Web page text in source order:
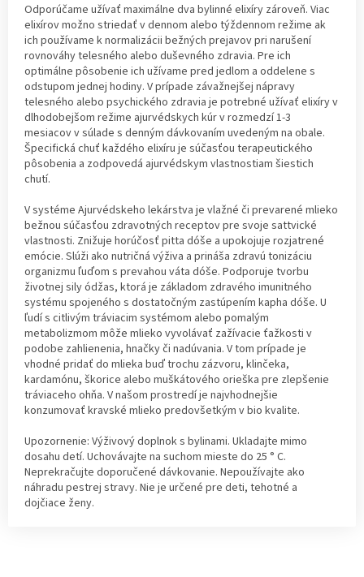
Odporúčame užívať maximálne dva bylinné elixíry zároveň. Viac
elixírov možno striedať v dennom alebo týždennom režime ak
ich používame k normalizácii bežných prejavov pri narušení
rovnováhy telesného alebo duševného zdravia. Pre ich
optimálne pôsobenie ich užívame pred jedlom a oddelene s
odstupom jednej hodiny. V prípade závažnejšej nápravy
telesného alebo psychického zdravia je potrebné užívať elixíry v
dlhodobejšom režime ajurvédskych kúr v rozmedzí 1-3
mesiacov v súlade s denným dávkovaním uvedeným na obale.
Špecifická chuť každého elixíru je súčasťou terapeutického
pôsobenia a zodpovedá ajurvédskym vlastnostiam šiestich
chutí.
V systéme Ajurvédskeho lekárstva je vlažné či prevarené mlieko
bežnou súčasťou zdravotných receptov pre svoje sattvické
vlastnosti. Znižuje horúčosť pitta dóše a upokojuje rozjatrené
emócie. Slúži ako nutričná výživa a prináša zdravú tonizáciu
organizmu ľuďom s prevahou váta dóše. Podporuje tvorbu
životnej sily ódžas, ktorá je základom zdravého imunitného
systému spojeného s dostatočným zastúpením kapha dóše. U
ľudí s citlivým tráviacim systémom alebo pomalým
metabolizmom môže mlieko vyvolávať zažívacie ťažkosti v
podobe zahlienenia, hnačky či nadúvania. V tom prípade je
vhodné pridať do mlieka buď trochu zázvoru, klinčeka,
kardamónu, škorice alebo muškátového orieška pre zlepšenie
tráviaceho ohňa. V našom prostredí je najvhodnejšie
konzumovať kravské mlieko predovšetkým v bio kvalite.
Upozornenie: Výživový doplnok s bylinami. Ukladajte mimo
dosahu detí. Uchovávajte na suchom mieste do 25 ° C.
Neprekračujte doporučené dávkovanie. Nepoužívajte ako
náhradu pestrej stravy. Nie je určené pre deti, tehotné a
dojčiace ženy.